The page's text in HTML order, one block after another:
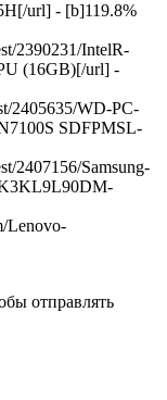
url] - [b]119.8%
2390231/IntelR-
(16GB)[/url] -
2405635/WD-PC-
SDFPMSL-
2407156/Samsung-
Lenovo-
отправлять